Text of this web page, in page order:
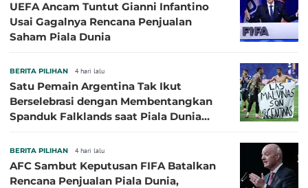
UEFA Ancam Tuntut Gianni Infantino
Usai Gagalnya Rencana Penjualan
Saham Piala Dunia
BERITA PILIHAN 4 hari lalu
Satu Pemain Argentina Tak Ikut
Berselebrasi dengan Membentangkan
Spanduk Falklands saat Piala Dunia
BERITA PILIHAN 4 hari lalu
AFC Sambut Keputusan FIFA Batalkan
Rencana Penjualan Piala Dunia,